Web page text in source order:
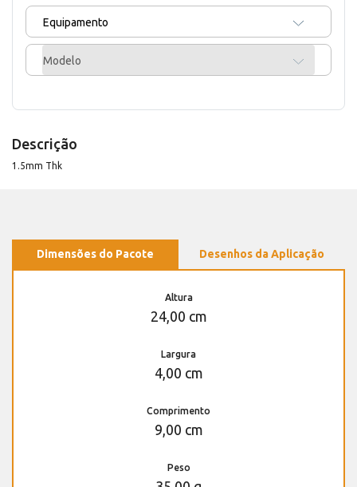
Equipamento
Modelo
Descrição
1.5mm Thk
Dimensões do Pacote Desenhos da Aplicação
Altura
24,00 cm
Largura
4,00 cm
Comprimento
9,00 cm
Peso